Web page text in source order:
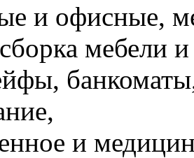
и офисные,
мебели
и